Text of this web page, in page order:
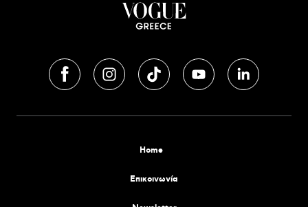
Home
Επικοινωνία